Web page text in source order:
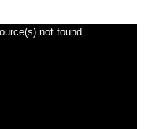
not found